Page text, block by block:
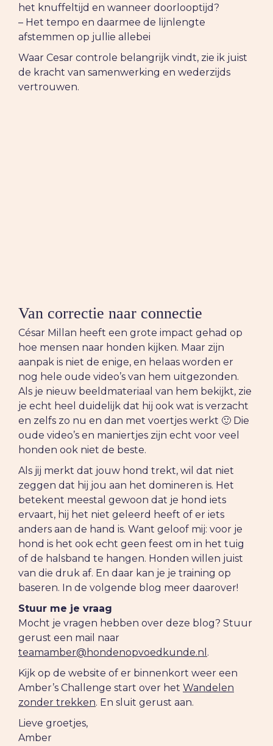
het knuffeltijd en wanneer doorlooptijd?
– Het tempo en daarmee de lijnlengte
afstemmen op jullie allebei
Waar Cesar controle belangrijk vindt, zie ik juist
de kracht van samenwerking en wederzijds
vertrouwen.
Van correctie naar connectie
César Millan heeft een grote impact gehad op
hoe mensen naar honden kijken. Maar zijn
aanpak is niet de enige, en helaas worden er
nog hele oude video’s van hem uitgezonden.
Als je nieuw beeldmateriaal van hem bekijkt, zie
je echt heel duidelijk dat hij ook wat is verzacht
en zelfs zo nu en dan met voertjes werkt 🙂 Die
oude video’s en maniertjes zijn echt voor veel
honden ook niet de beste.
Als jij merkt dat jouw hond trekt, wil dat niet
zeggen dat hij jou aan het domineren is. Het
betekent meestal gewoon dat je hond iets
ervaart, hij het niet geleerd heeft of er iets
anders aan de hand is. Want geloof mij: voor je
hond is het ook echt geen feest om in het tuig
of de halsband te hangen. Honden willen juist
van die druk af. En daar kan je je training op
baseren. In de volgende blog meer daarover!
Stuur me je vraag
Mocht je vragen hebben over deze blog? Stuur
gerust een mail naar
teamamber@hondenopvoedkunde.nl .
Kijk op de website of er binnenkort weer een
Amber’s Challenge start over het Wandelen
zonder trekken. En sluit gerust aan.
Lieve groetjes,
Amber